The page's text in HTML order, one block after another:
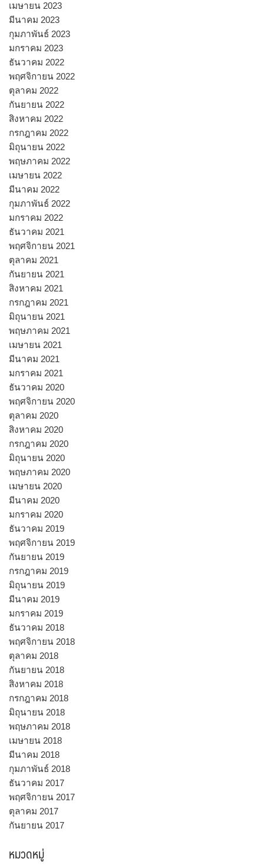
เมษายน 2023
มีนาคม 2023
กุมภาพันธ์ 2023
มกราคม 2023
ธันวาคม 2022
พฤศจิกายน 2022
ตุลาคม 2022
กันยายน 2022
สิงหาคม 2022
กรกฎาคม 2022
มิถุนายน 2022
พฤษภาคม 2022
เมษายน 2022
มีนาคม 2022
กุมภาพันธ์ 2022
มกราคม 2022
ธันวาคม 2021
พฤศจิกายน 2021
ตุลาคม 2021
กันยายน 2021
สิงหาคม 2021
กรกฎาคม 2021
มิถุนายน 2021
พฤษภาคม 2021
เมษายน 2021
มีนาคม 2021
มกราคม 2021
ธันวาคม 2020
พฤศจิกายน 2020
ตุลาคม 2020
สิงหาคม 2020
กรกฎาคม 2020
มิถุนายน 2020
พฤษภาคม 2020
เมษายน 2020
มีนาคม 2020
มกราคม 2020
ธันวาคม 2019
พฤศจิกายน 2019
กันยายน 2019
กรกฎาคม 2019
มิถุนายน 2019
มีนาคม 2019
มกราคม 2019
ธันวาคม 2018
พฤศจิกายน 2018
ตุลาคม 2018
กันยายน 2018
สิงหาคม 2018
กรกฎาคม 2018
มิถุนายน 2018
พฤษภาคม 2018
เมษายน 2018
มีนาคม 2018
กุมภาพันธ์ 2018
ธันวาคม 2017
พฤศจิกายน 2017
ตุลาคม 2017
กันยายน 2017
หมวดหมู่